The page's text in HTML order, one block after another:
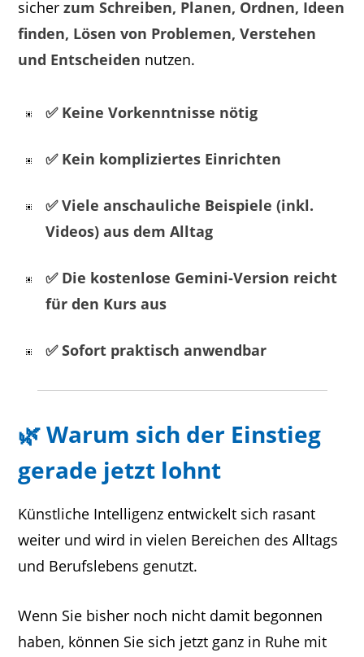
sicher zum Schreiben, Planen, Ordnen, Ideen
finden, Lösen von Problemen, Verstehen
und Entscheiden nutzen.
✅ Keine Vorkenntnisse nötig
✅ Kein kompliziertes Einrichten
✅ Viele anschauliche Beispiele (inkl.
Videos) aus dem Alltag
✅ Die kostenlose Gemini-Version reicht
für den Kurs aus
✅ Sofort praktisch anwendbar
🌿 Warum sich der Einstieg
gerade jetzt lohnt
Künstliche Intelligenz entwickelt sich rasant
weiter und wird in vielen Bereichen des Alltags
und Berufslebens genutzt.
Wenn Sie bisher noch nicht damit begonnen
haben, können Sie sich jetzt ganz in Ruhe mit